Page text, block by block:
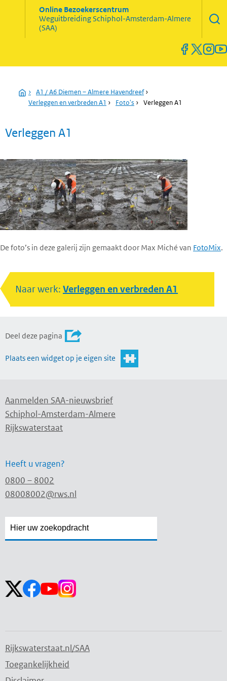
Online Bezoekerscentrum
WeguitbreidingSchiphol-Amsterdam-Almere
(SAA)
Home
› A1 / A6 Diemen – Almere Havendreef›
Verleggen en verbreden A1 › Foto's › Verleggen A1
Verleggen A1
De foto’s in deze galerij zijn gemaakt door Max Miché van FotoMix.
Naar werk: Verleggen en verbreden A1
Deel deze pagina
Plaats een widget op je eigen site
Aanmelden SAA-nieuwsbrief
Schiphol-Amsterdam-Almere
Rijkswaterstaat
Heeft u vragen?
0800 – 8002
08008002@rws.nl
Rijkswaterstaat.nl/SAA
Toegankelijkheid